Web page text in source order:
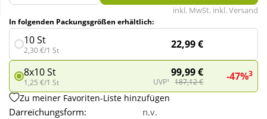
Wellness inkl. MwSt. inkl. Versand
In folgenden Packungsgrößen erhältlich:
10 St
2,30 €/1 St 22,99 €
8x10 St
1,25 €/1 St
99,99 €
UVP¹ 187,12 € -47%3
Zu meiner Favoriten-Liste hinzufügen
Darreichungsform:
n.v.